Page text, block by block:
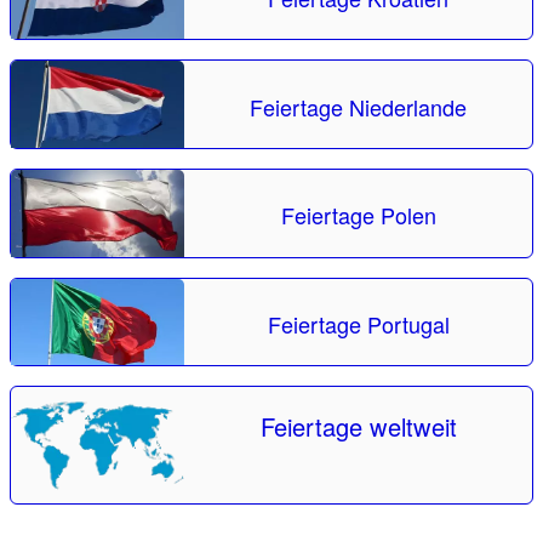
Feiertage Niederlande
Feiertage Polen
Feiertage Portugal
Feiertage weltweit